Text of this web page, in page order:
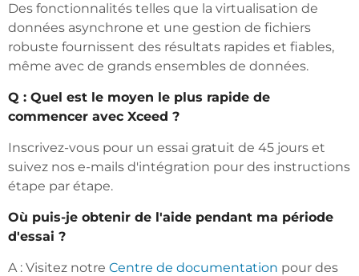
Des fonctionnalités telles que la virtualisation de
données asynchrone et une gestion de fichiers
robuste fournissent des résultats rapides et fiables,
même avec de grands ensembles de données.
Q : Quel est le moyen le plus rapide de
commencer avec Xceed ?
Inscrivez-vous pour un essai gratuit de 45 jours et
suivez nos e-mails d'intégration pour des instructions
étape par étape.
Où puis-je obtenir de l'aide pendant ma période
d'essai ?
A : Visitez notre Centre de documentation pour des